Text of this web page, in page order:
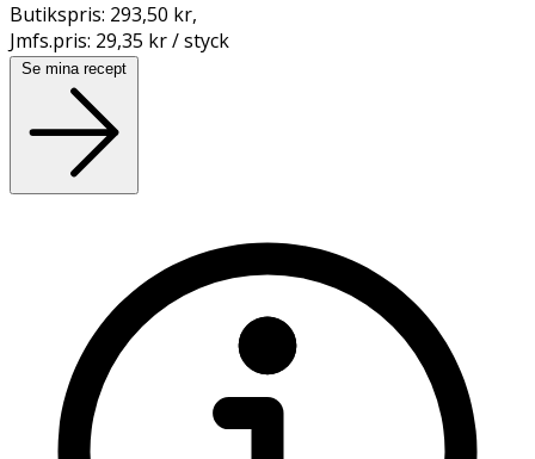
Butikspris: 293,50 kr,
Jmfs.pris: 29,35 kr / styck
Se mina recept